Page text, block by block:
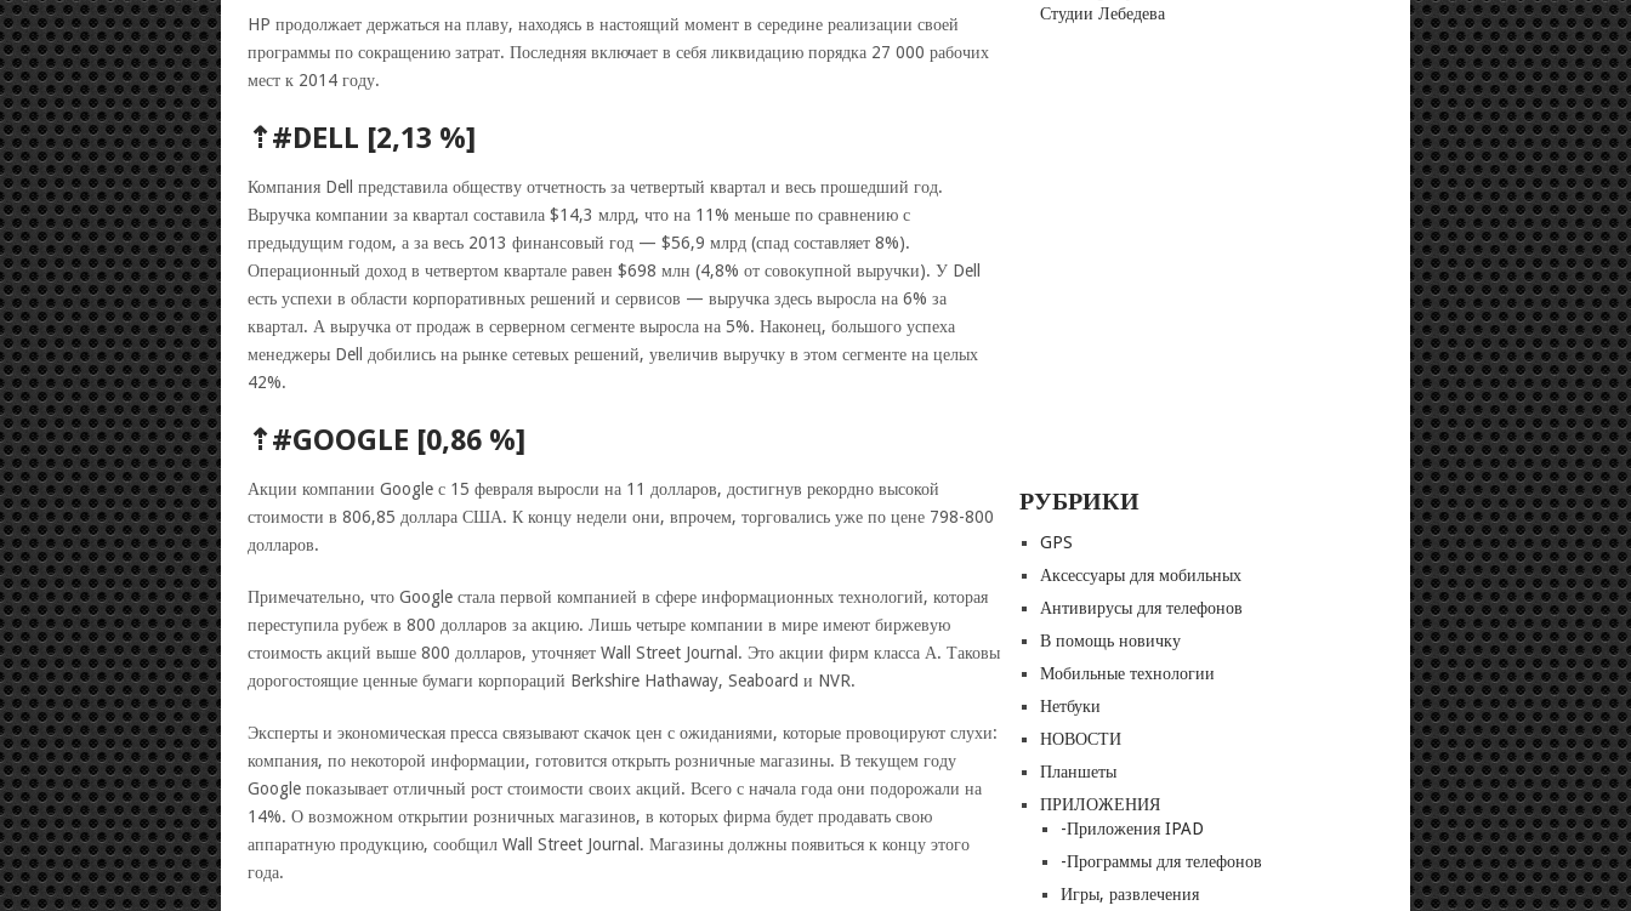
HP продолжает держаться на плаву, находясь в настоящий момент в середине реализации своей
программы по сокращению затрат. Последняя включает в себя ликвидацию порядка 27 000 рабочих
мест к 2014 году.
⇡#DELL [2,13 %]
Компания Dell представила обществу отчетность за четвертый квартал и весь прошедший год.
Выручка компании за квартал составила $14,3 млрд, что на 11% меньше по сравнению с
предыдущим годом, а за весь 2013 финансовый год — $56,9 млрд (спад составляет 8%).
Операционный доход в четвертом квартале равен $698 млн (4,8% от совокупной выручки). У Dell
есть успехи в области корпоративных решений и сервисов — выручка здесь выросла на 6% за
квартал. А выручка от продаж в серверном сегменте выросла на 5%. Наконец, большого успеха
менеджеры Dell добились на рынке сетевых решений, увеличив выручку в этом сегменте на целых
42%.
⇡#GOOGLE [0,86 %]
Акции компании Google с 15 февраля выросли на 11 долларов, достигнув рекордно высокой
стоимости в 806,85 доллара США. К концу недели они, впрочем, торговались уже по цене 798-800
долларов.
Примечательно, что Google стала первой компанией в сфере информационных технологий, которая
переступила рубеж в 800 долларов за акцию. Лишь четыре компании в мире имеют биржевую
стоимость акций выше 800 долларов, уточняет Wall Street Journal. Это акции фирм класса А. Таковы
дорогостоящие ценные бумаги корпораций Berkshire Hathaway, Seaboard и NVR.
Эксперты и экономическая пресса связывают скачок цен с ожиданиями, которые провоцируют слухи:
компания, по некоторой информации, готовится открыть розничные магазины. В текущем году
Google показывает отличный рост стоимости своих акций. Всего с начала года они подорожали на
14%. О возможном открытии розничных магазинов, в которых фирма будет продавать свою
аппаратную продукцию, сообщил Wall Street Journal. Магазины должны появиться к концу этого
года.
Студии Лебедева
РУБРИКИ
GPS
Аксессуары для мобильных
Антивирусы для телефонов
В помощь новичку
Мобильные технологии
Нетбуки
НОВОСТИ
Планшеты
ПРИЛОЖЕНИЯ
-Приложения IPAD
-Программы для телефонов
Игры, развлечения